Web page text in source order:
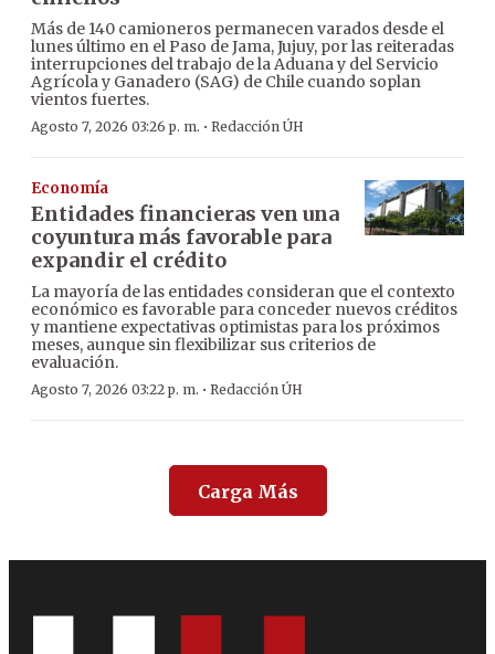
Más de 140 camioneros permanecen varados desde el
lunes último en el Paso de Jama, Jujuy, por las reiteradas
interrupciones del trabajo de la Aduana y del Servicio
Agrícola y Ganadero (SAG) de Chile cuando soplan
vientos fuertes.
Agosto 7, 2026 03:26 p. m. · Redacción ÚH
Economía
Entidades financieras ven una
coyuntura más favorable para
expandir el crédito
La mayoría de las entidades consideran que el contexto
económico es favorable para conceder nuevos créditos
y mantiene expectativas optimistas para los próximos
meses, aunque sin flexibilizar sus criterios de
evaluación.
Agosto 7, 2026 03:22 p. m. · Redacción ÚH
Carga Más